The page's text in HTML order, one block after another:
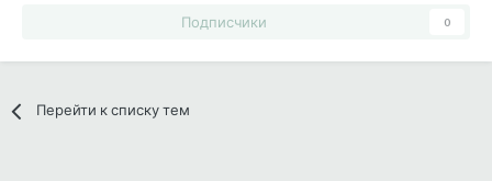
Подписчики 0
Перейти к списку тем